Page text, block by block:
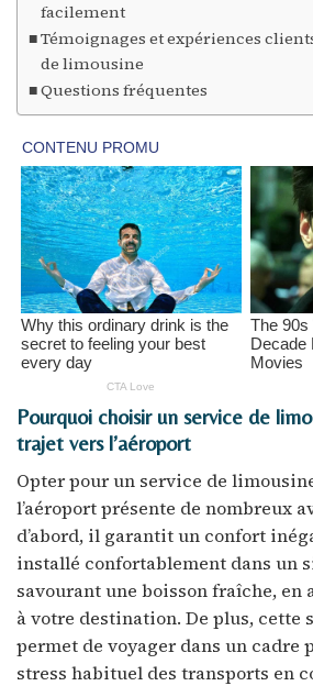
facilement
Témoignages et expériences
de limousine
Questions fréquentes
Pourquoi choisir un service de
trajet vers l’aéroport
Opter pour un service de
l’aéroport présente de nombreux
d’abord, il garantit un confort
installé confortablement dans un
savourant une boisson fraîche, en
à votre destination. De plus, cette
permet de voyager dans un cadre
stress habituel des transports en